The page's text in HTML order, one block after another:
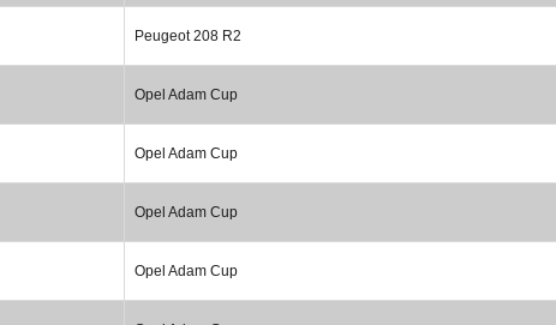
Peugeot 208 R2
Opel Adam Cup
Opel Adam Cup
Opel Adam Cup
Opel Adam Cup